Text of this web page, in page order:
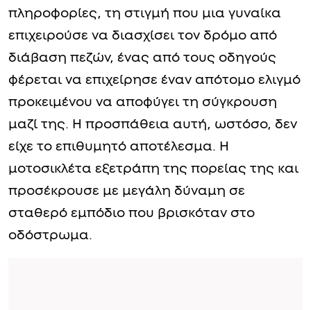
πληροφορίες, τη στιγμή που μια γυναίκα
επιχειρούσε να διασχίσει τον δρόμο από
διάβαση πεζών, ένας από τους οδηγούς
φέρεται να επιχείρησε έναν απότομο ελιγμό
προκειμένου να αποφύγει τη σύγκρουση
μαζί της. Η προσπάθεια αυτή, ωστόσο, δεν
είχε το επιθυμητό αποτέλεσμα. Η
μοτοσικλέτα εξετράπη της πορείας της και
προσέκρουσε με μεγάλη δύναμη σε
σταθερό εμπόδιο που βρισκόταν στο
οδόστρωμα.